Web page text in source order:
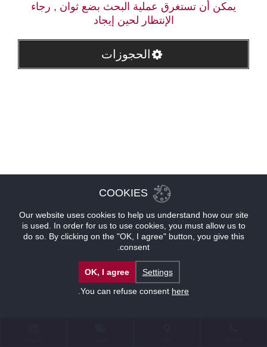
يمكن أن تستغرق عملية البحث بضع ثوان , رجاء
الإنتظار لحين إيجاد
الحجوزات
COOKIES
Our website uses cookies to help us understand how our site
is used. In order for us to use cookies, you must allow us to
do so. By clicking on the "OK, I agree" button, you give this
consent.
Settings
OK, I agree
You can refuse consent here
.